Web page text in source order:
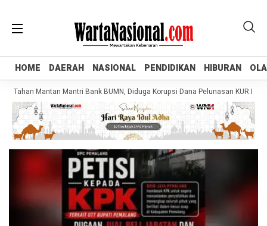
HOME DAERAH NASIONAL PENDIDIKAN HIBURAN
HOME DAERAH NASIONAL PENDIDIKAN HIBURAN
Tahan Mantan Mantri Bank BUMN, Diduga Korupsi Dana Pelunasan KUR